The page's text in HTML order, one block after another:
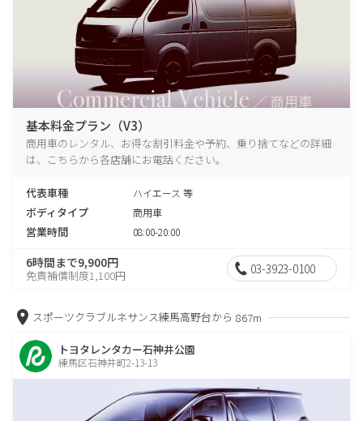
基本料金プラン（V3）
商用車のレンタル、お得な割引料金や予約、乗り捨てなどの詳細
は、こちらから各店舗にお電話ください。
代表車種 ハイエース 等
ボディタイプ 商用車
営業時間 08:00-20:00
6時間まで9,900円
免責補償制度1,100円 03-3923-0100
スポーツクラブルネサンス練馬高野台から 867m
トヨタレンタカー石神井公園
練馬区石神井町2-13-13